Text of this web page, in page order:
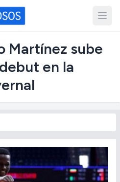
Martínez sube
en la